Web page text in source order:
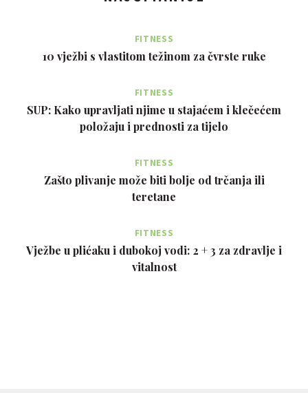
FITNESS
10 vježbi s vlastitom težinom za čvrste ruke
FITNESS
SUP: Kako upravljati njime u stajaćem i klečećem
položaju i prednosti za tijelo
FITNESS
Zašto plivanje može biti bolje od trčanja ili
teretane
FITNESS
Vježbe u plićaku i dubokoj vodi: 2 + 3 za zdravlje i
vitalnost